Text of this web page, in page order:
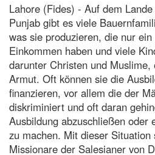
Lahore (Fides) - Auf dem
Punjab gibt es viele
was sie produzieren, die nur
Einkommen haben und viele
darunter Christen und
Armut. Oft können sie die
finanzieren, vor allem die der
diskriminiert und oft daran
Ausbildung abzuschließen oder
zu machen. Mit dieser Situation
Missionare der Salesianer von